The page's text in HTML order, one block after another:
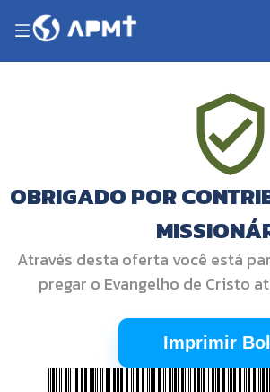
OBRIGADO POR
Através desta oferta você está
pregar o Evangelho de Cristo
Imprimir